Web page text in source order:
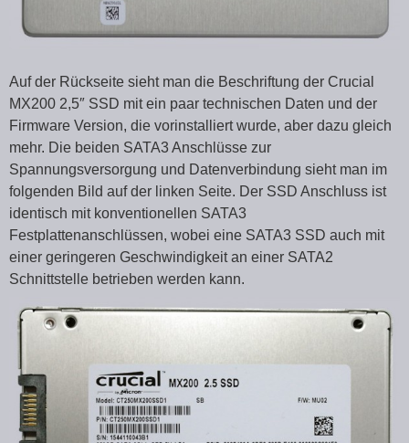
Auf der Rückseite sieht man die Beschriftung der Crucial
MX200 2,5″ SSD mit ein paar technischen Daten und der
Firmware Version, die vorinstalliert wurde, aber dazu gleich
mehr. Die beiden SATA3 Anschlüsse zur
Spannungsversorgung und Datenverbindung sieht man im
folgenden Bild auf der linken Seite. Der SSD Anschluss ist
identisch mit konventionellen SATA3
Festplattenanschlüssen, wobei eine SATA3 SSD auch mit
einer geringeren Geschwindigkeit an einer SATA2
Schnittstelle betrieben werden kann.